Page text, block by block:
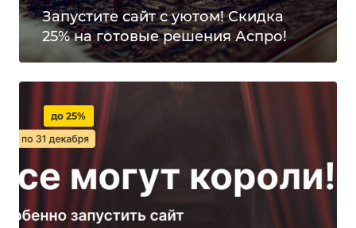
Запустите сайт с уютом! Скидка
25% на готовые решения Аспро!
до 25%